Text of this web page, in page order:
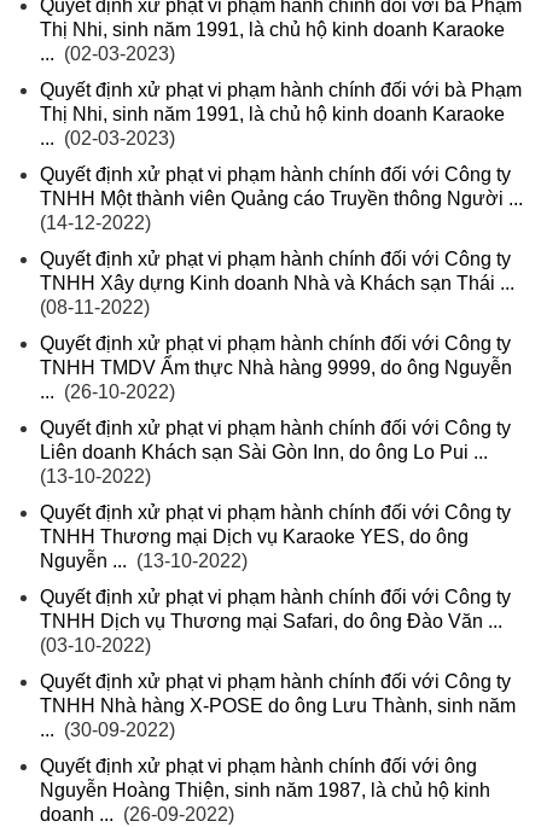
Quyết định xử phạt vi phạm hành chính đối với bà Phạm
Thị Nhi, sinh năm 1991, là chủ hộ kinh doanh Karaoke
... (02-03-2023)
Quyết định xử phạt vi phạm hành chính đối với bà Phạm
Thị Nhi, sinh năm 1991, là chủ hộ kinh doanh Karaoke
... (02-03-2023)
Quyết định xử phạt vi phạm hành chính đối với Công ty
TNHH Một thành viên Quảng cáo Truyền thông Người ...
(14-12-2022)
Quyết định xử phạt vi phạm hành chính đối với Công ty
TNHH Xây dựng Kinh doanh Nhà và Khách sạn Thái ...
(08-11-2022)
Quyết định xử phạt vi phạm hành chính đối với Công ty
TNHH TMDV Ẩm thực Nhà hàng 9999, do ông Nguyễn
... (26-10-2022)
Quyết định xử phạt vi phạm hành chính đối với Công ty
Liên doanh Khách sạn Sài Gòn Inn, do ông Lo Pui ...
(13-10-2022)
Quyết định xử phạt vi phạm hành chính đối với Công ty
TNHH Thương mại Dịch vụ Karaoke YES, do ông
Nguyễn ... (13-10-2022)
Quyết định xử phạt vi phạm hành chính đối với Công ty
TNHH Dịch vụ Thương mại Safari, do ông Đào Văn ...
(03-10-2022)
Quyết định xử phạt vi phạm hành chính đối với Công ty
TNHH Nhà hàng X-POSE do ông Lưu Thành, sinh năm
... (30-09-2022)
Quyết định xử phạt vi phạm hành chính đối với ông
Nguyễn Hoàng Thiện, sinh năm 1987, là chủ hộ kinh
doanh ... (26-09-2022)